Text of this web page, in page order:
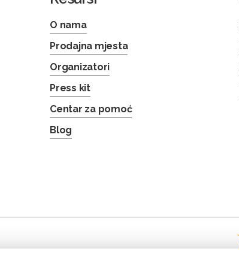
O nama
Prodajna mjesta
Organizatori
Press kit
Centar za pomoć
Blog